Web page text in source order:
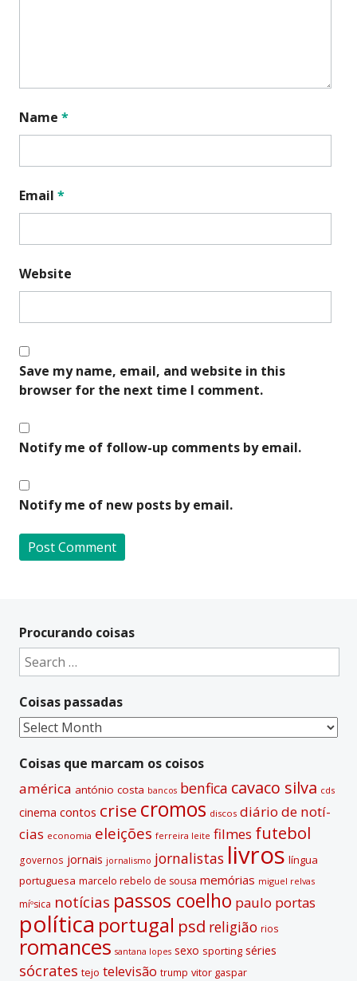
Name *
Email *
Website
Save my name, email, and website in this
browser for the next time I comment.
Notify me of follow-up comments by email.
Notify me of new posts by email.
t
e
a
t
i
v
Procurando coisas
Search
for:
Coisas passadas
Coisas
Coisas que marcam os coisos
américa antónio costa bancos benfica cavaco silva cds
cinema contos crise cromos discos diário de notí­
cias economia eleições ferreira leite filmes futebol
governos jornais jornalismo jornalistas livros lí­ngua
portuguesa marcelo rebelo de sousa memórias miguel relvas
míºsica notí­cias passos coelho paulo portas
polí­tica portugal psd religião rios
romances santana lopes sexo sporting séries
sócrates tejo televisão trump vitor gaspar